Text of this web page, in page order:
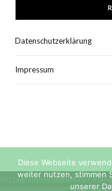
Datenschutzerklärung
Impressum
InstagramInstagram hat
Diese Webseite
weiter nutzen, stimmen
unserer